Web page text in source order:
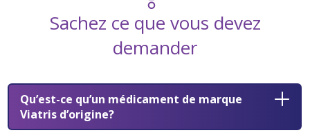
Sachez ce que vous devez
demander
Qu’est-ce qu’un médicament de marque
Viatris d’origine?